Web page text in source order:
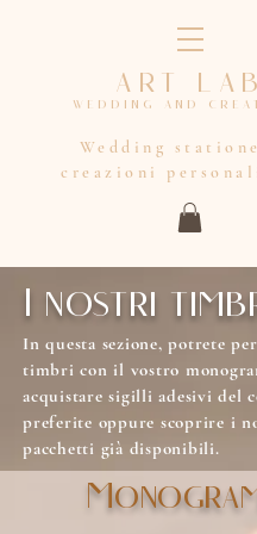
ART LAB
wedding and
Wedding
creazioni
I nostri
In questa sezione, potrete
timbri con il vostro
acquistare sigilli adesivi del
preferite oppure scoprire i
pacchetti già disponibili.